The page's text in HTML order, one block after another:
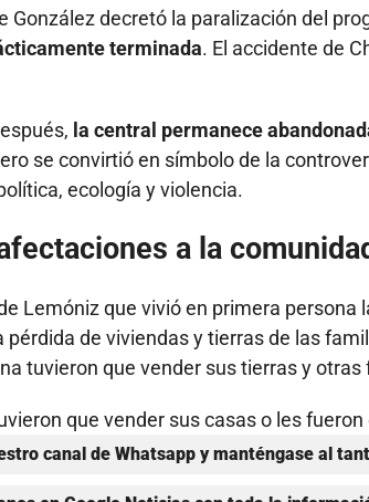
González decretó la paralización del
terminada. El accidente de
la central permanece
se convirtió en símbolo de la
ecología y violencia.
a la
Lemóniz que vivió en primera persona
de viviendas y tierras de las
tuvieron que vender sus tierras y
que vender sus casas o les
canal de Whatsapp y manténgase al